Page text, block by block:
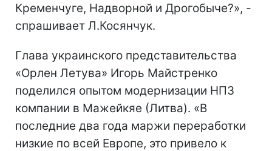
Кременчуге, Надворной и Дрогобыче?», -
спрашивает Л.Косянчук.
Глава украинского представительства
«Орлен Летува» Игорь Майстренко
поделился опытом модернизации НПЗ
компании в Мажейкяе (Литва). «В
последние два года маржи переработки
низкие по всей Европе, это привело к